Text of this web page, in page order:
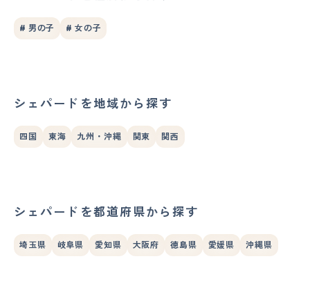
# 男の子 # 女の子
シェパードを地域から探す
四国 東海 九州・沖縄 関東 関西
シェパードを都道府県から探す
埼玉県 岐阜県 愛知県 大阪府 徳島県 愛媛県 沖縄県